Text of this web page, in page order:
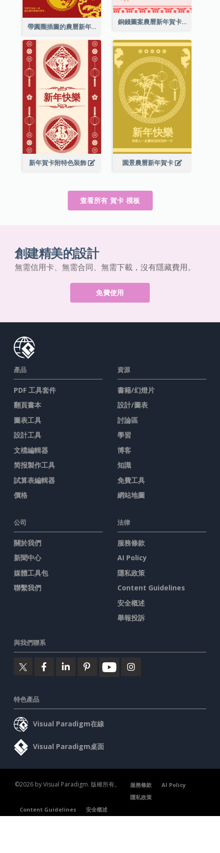
銅錢圖案農曆新年賀卡
帶圓圈插圖的農曆新年快樂賀卡
新年賀卡附特色裝飾 園景農曆新年賀卡
查看所有 賀卡 模板
創建精美的設計
無需信用卡、無需合同、無需下載，沒有隱藏費用。
免費使用
產品
PDF 工具套件
翻頁書本
圖表工具
設計工具
文檔編輯器
简报製作工具
試算表編輯器
價格
資源
書籍/幻燈片
設計/圖表
討論區
學習
博客
知識
免費工具
網站地圖
公司
關於我們
新聞中心
媒體工具包
聯繫我們
法律
服務條款
AI Policy
隱私政策
Content Guidelines
安全概述
舉報投訴
與我們聯系
特色產品
Visual Paradigm在線
Visual Paradigm桌面
©2026 by Visual Paradigm. 版權所有。 服務條款
AI Policy
隱私政策
Content Guidelines
安全概述